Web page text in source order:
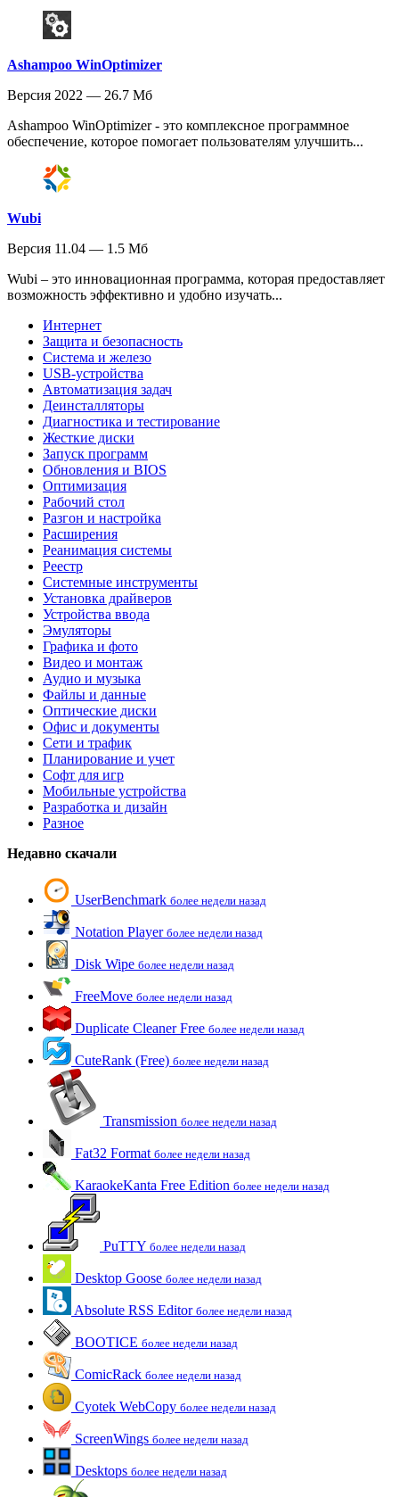
Ashampoo WinOptimizer
Версия 2022 — 26.7 Мб
Ashampoo WinOptimizer - это комплексное программное
обеспечение, которое помогает пользователям улучшить...
Wubi
Версия 11.04 — 1.5 Мб
Wubi – это инновационная программа, которая предоставляет
возможность эффективно и удобно изучать...
Интернет
Защита и безопасность
Система и железо
USB-устройства
Автоматизация задач
Деинсталляторы
Диагностика и тестирование
Жесткие диски
Запуск программ
Обновления и BIOS
Оптимизация
Рабочий стол
Разгон и настройка
Расширения
Реанимация системы
Реестр
Системные инструменты
Установка драйверов
Устройства ввода
Эмуляторы
Графика и фото
Видео и монтаж
Аудио и музыка
Файлы и данные
Оптические диски
Офис и документы
Сети и трафик
Планирование и учет
Софт для игр
Мобильные устройства
Разработка и дизайн
Разное
Недавно скачали
UserBenchmark более недели назад
Notation Player более недели назад
Disk Wipe более недели назад
FreeMove более недели назад
Duplicate Cleaner Free более недели назад
CuteRank (Free) более недели назад
Transmission более недели назад
Fat32 Format более недели назад
KaraokeKanta Free Edition более недели назад
PuTTY более недели назад
Desktop Goose более недели назад
Absolute RSS Editor более недели назад
BOOTICE более недели назад
ComicRack более недели назад
Cyotek WebCopy более недели назад
ScreenWings более недели назад
Desktops более недели назад